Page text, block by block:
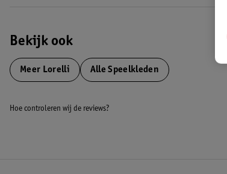
Bekijk ook
Meer Lorelli Alle Speelkleden
Hoe controleren wij de reviews?